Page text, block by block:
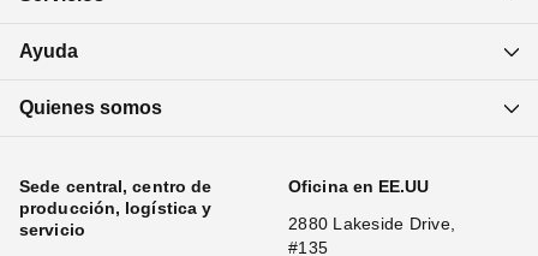
Ayuda
Quienes somos
Sede central, centro de
producción, logística y
servicio
Oficina en EE.UU
2880 Lakeside Drive,
#135